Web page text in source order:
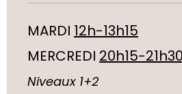
MARDI 12h-13h15
MERCREDI 20h15-21h30
Niveaux 1+2